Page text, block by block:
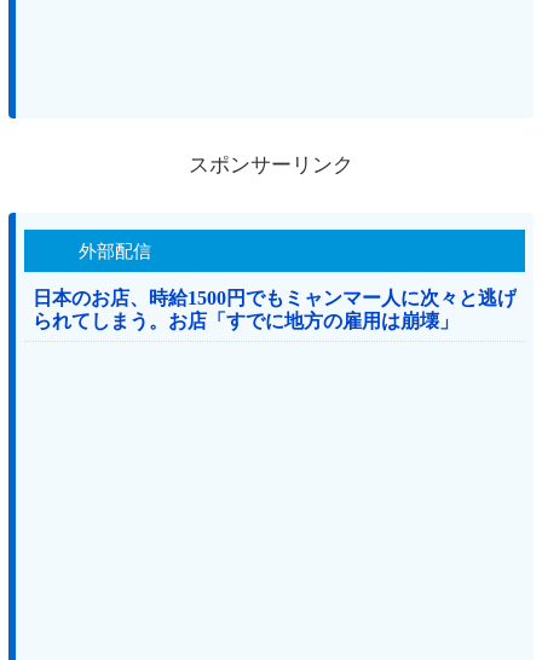
スポンサーリンク
外部配信
日本のお店、時給1500円でもミャンマー人に次々と逃げ
られてしまう。お店「すでに地方の雇用は崩壊」